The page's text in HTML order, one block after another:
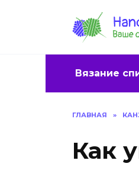
Вязание
ГЛАВНАЯ »
Как